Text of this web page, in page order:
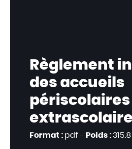
Règlement
des accueils
Format :pdf - Poids :